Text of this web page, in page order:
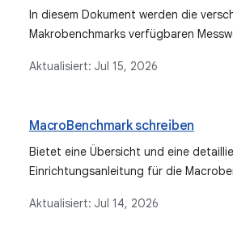
In diesem Dokument werden die
Makrobenchmarks verfügbaren
TraceSectionMetric und PowerMetric.
Aktualisiert: Jul 15, 2026
MacroBenchmark schreiben
Bietet eine Übersicht und eine
Einrichtungsanleitung für die
App-Start und komplexer UI-
Aktualisiert: Jul 14, 2026